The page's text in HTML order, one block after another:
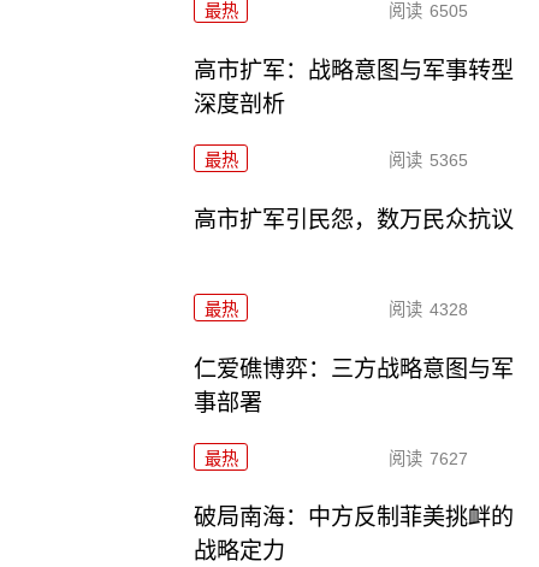
最热 阅读 6505
高市扩军：战略意图与军事转型
深度剖析
最热 阅读 5365
高市扩军引民怨，数万民众抗议
最热 阅读 4328
仁爱礁博弈：三方战略意图与军
事部署
最热 阅读 7627
破局南海：中方反制菲美挑衅的
战略定力